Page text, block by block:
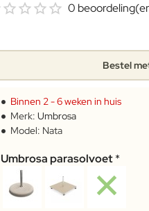
Bestel
0
Binnen 2 - 6 weken in huis
Merk: Umbrosa
Model: Nata
Umbrosa parasolvoet